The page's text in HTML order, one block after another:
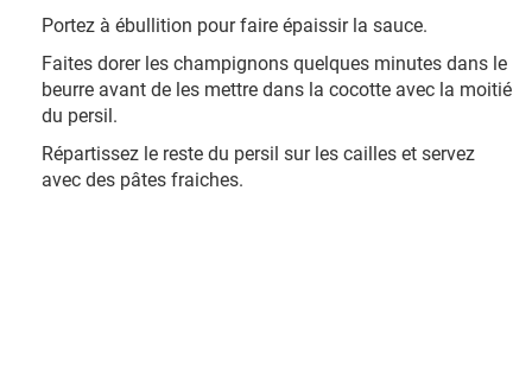
Portez à ébullition pour faire épaissir la sauce.
Faites dorer les champignons quelques minutes dans le
beurre avant de les mettre dans la cocotte avec la moitié
du persil.
Répartissez le reste du persil sur les cailles et servez
avec des pâtes fraiches.